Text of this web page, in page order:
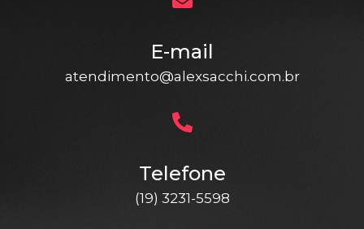
E-mail
atendimento@alexsacchi.com.br
Telefone
(19) 3231-5598